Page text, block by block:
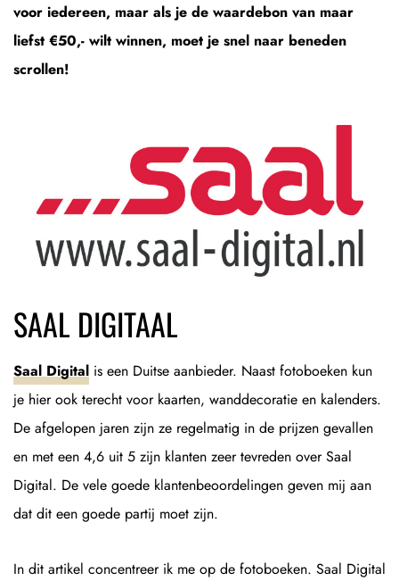
voor iedereen, maar als je de waardebon van maar
liefst €50,- wilt winnen, moet je snel naar beneden
scrollen!
SAAL DIGITAAL
Saal Digital is een Duitse aanbieder. Naast fotoboeken kun
je hier ook terecht voor kaarten, wanddecoratie en kalenders.
De afgelopen jaren zijn ze regelmatig in de prijzen gevallen
en met een 4,6 uit 5 zijn klanten zeer tevreden over Saal
Digital. De vele goede klantenbeoordelingen geven mij aan
dat dit een goede partij moet zijn.
In dit artikel concentreer ik me op de fotoboeken. Saal Digital